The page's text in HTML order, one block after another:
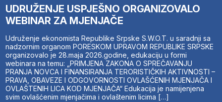
UDRUŽENJE USPJEŠNO ORGANIZOVALO
WEBINAR ZA MJENJAČE
Udruženje ekonomista Republike Srpske S.W.O.T. u saradnji sa
nadzornim organom PORESKOM UPRAVOM REPUBLIKE SRPSKE
organizovalo je 28.maja 2026.godine, edukaciju u formi
webinara na temu: „PRIMJENA ZAKONA O SPREČAVANJU
PRANJA NOVCA I FINANSIRANJA TERORISTIČKIH AKTIVNOSTI –
PRAVA, OBAVEZE I ODGOVORNOSTI OVLAŠĆENIH MJENJAČA I
OVLAŠTENIH LICA KOD MJENJAČA“ Edukacija je namijenjena
svim ovlašćenim mjenjačima i ovlaštenim licima […]